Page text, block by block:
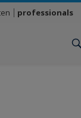
professionals